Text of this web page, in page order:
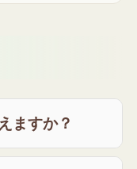
ますか？